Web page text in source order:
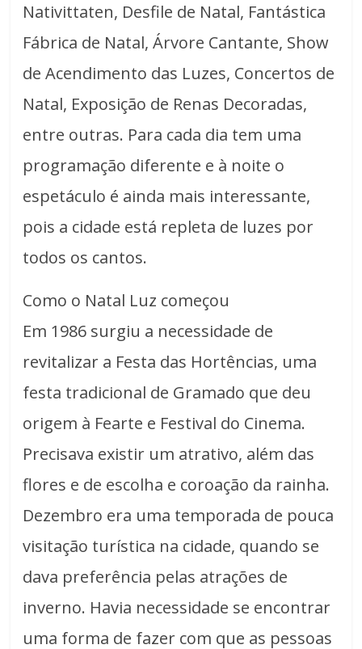
Nativittaten, Desfile de Natal, Fantástica
Fábrica de Natal, Árvore Cantante, Show
de Acendimento das Luzes, Concertos de
Natal, Exposição de Renas Decoradas,
entre outras. Para cada dia tem uma
programação diferente e à noite o
espetáculo é ainda mais interessante,
pois a cidade está repleta de luzes por
todos os cantos.
Como o Natal Luz começou
Em 1986 surgiu a necessidade de
revitalizar a Festa das Hortências, uma
festa tradicional de Gramado que deu
origem à Fearte e Festival do Cinema.
Precisava existir um atrativo, além das
flores e de escolha e coroação da rainha.
Dezembro era uma temporada de pouca
visitação turística na cidade, quando se
dava preferência pelas atrações de
inverno. Havia necessidade se encontrar
uma forma de fazer com que as pessoas